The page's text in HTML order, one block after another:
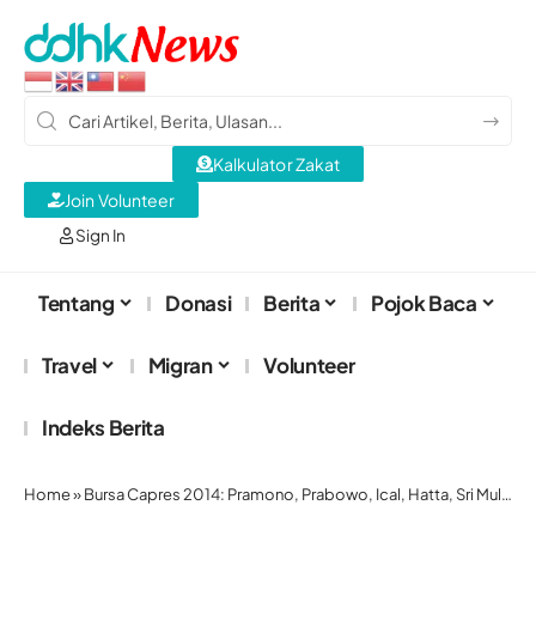
Sign In
Kalkulator Zakat
Join Volunteer
Tentang Donasi Berita Pojok Baca
Travel Migran Volunteer
Indeks Berita
Home»Bursa Capres 2014: Pramono, Prabowo, Ical, Hatta, Sri Mulyani